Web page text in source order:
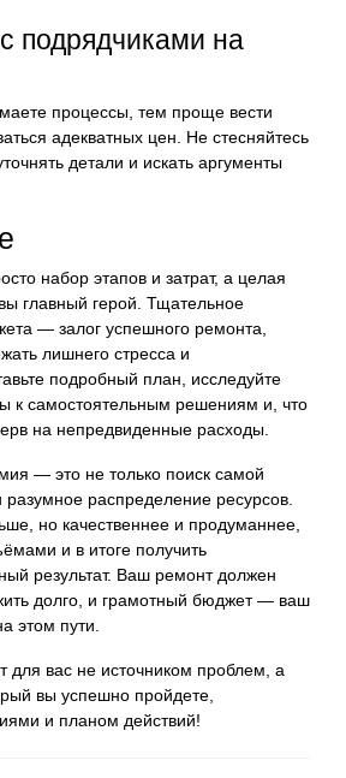
подрядчиками на
процессы, тем проще вести
адекватных цен. Не стесняйтесь
детали и искать аргументы
набор этапов и затрат, а целая
главный герой. Тщательное
— залог успешного ремонта,
лишнего стресса и
подробный план, исследуйте
к самостоятельным решениям и, что
на непредвиденные расходы.
— это не только поиск самой
распределение ресурсов.
но качественнее и продуманнее,
и в итоге получить
результат. Ваш ремонт должен
долго, и грамотный бюджет — ваш
этом пути.
для вас не источником проблем, а
вы успешно пройдете,
и планом действий!